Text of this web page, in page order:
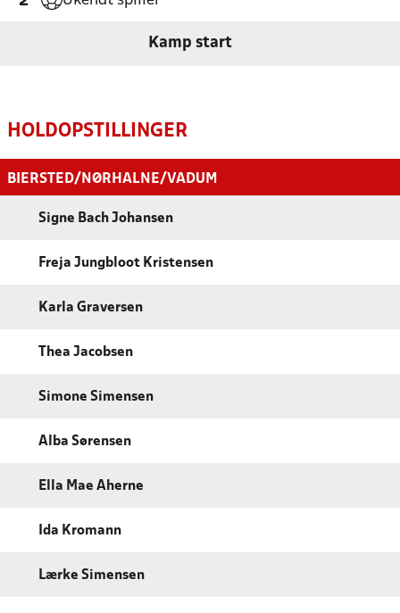
Kamp start
HOLDOPSTILLINGER
BIERSTED/NØRHALNE/VADUM
Signe Bach Johansen
Freja Jungbloot Kristensen
Karla Graversen
Thea Jacobsen
Simone Simensen
Alba Sørensen
Ella Mae Aherne
Ida Kromann
Lærke Simensen